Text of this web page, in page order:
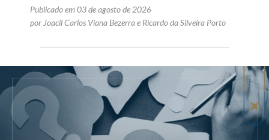
Publicado em 03 de agosto de 2026
por Joacil Carlos Viana Bezerrae Ricardo da Silveira Porto